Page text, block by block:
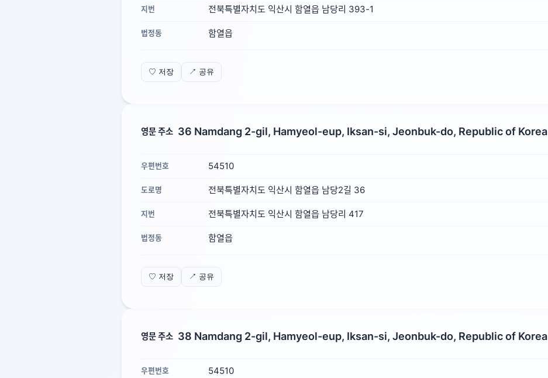
지번 전북특별자치도 익산시 함열읍 남당리 393-1
법정동 함열읍
♡ 저장 ↗ 공유
영문 주소 36 Namdang 2-gil, Hamyeol-eup, Iksan-si, Jeonbuk-do, Republic of Korea
우편번호 54510
도로명 전북특별자치도 익산시 함열읍 남당2길 36
지번 전북특별자치도 익산시 함열읍 남당리 417
법정동 함열읍
♡ 저장 ↗ 공유
영문 주소 38 Namdang 2-gil, Hamyeol-eup, Iksan-si, Jeonbuk-do, Republic of Korea
우편번호 54510